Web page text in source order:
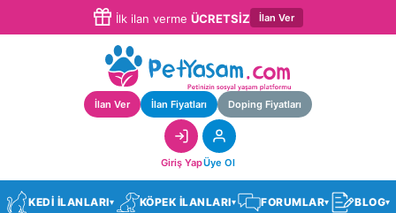
İlk ilan verme ÜCRETSİZ İlan Ver
İlan Ver İlan Fiyatları Doping Fiyatları
Giriş YapÜye Ol
KEDİ İLANLARI▾ KÖPEK İLANLARI▾ FORUMLAR▾ BLOG▾